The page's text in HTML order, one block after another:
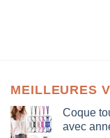
MEILLEURES
Coque
avec